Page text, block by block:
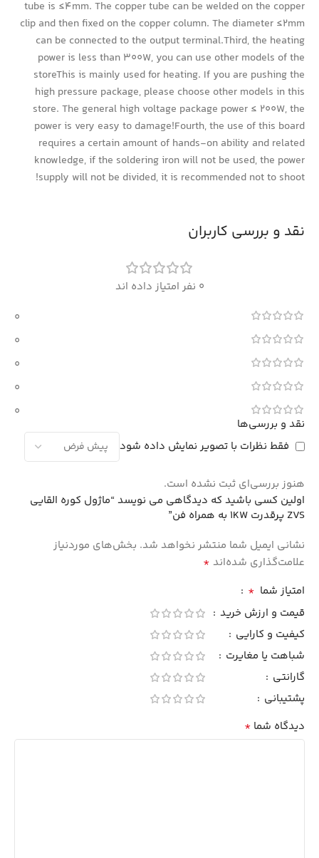
tube is ≤4mm. The copper tube can be welded on the copper
clip and then fixed on the copper column. The diameter ≤2mm
can be connected to the output terminal.Third, the heating
power is less than 300W, you can use other models of the
storeThis is mainly used for heating. If you are pushing the
high pressure package, please choose other models in this
store. The general high voltage package power ≤ 200W, the
power is very easy to damage!Fourth, the use of this board
requires a certain amount of hands-on ability and related
knowledge, if the soldering iron will not be used, the power
supply will not be divided, it is recommended not to shoot!
نقد و بررسی کاربران
0 نفر امتیاز داده اند
0
0
0
0
0
نقد و بررسی‌ها
فقط نظرات با تصویر نمایش داده شود
هنوز بررسی‌ای ثبت نشده است.
اولین کسی باشید که دیدگاهی می نویسد “ماژول کوره القایی
ZVS پرقدرت 1KW به همراه فن”
نشانی ایمیل شما منتشر نخواهد شد. بخش‌های موردنیاز
علامت‌گذاری شده‌اند *
امتیاز شما *
قیمت و ارزش خرید
کیفیت و کارایی
شباهت یا مغایرت
گارانتی
پشتیبانی
دیدگاه شما *